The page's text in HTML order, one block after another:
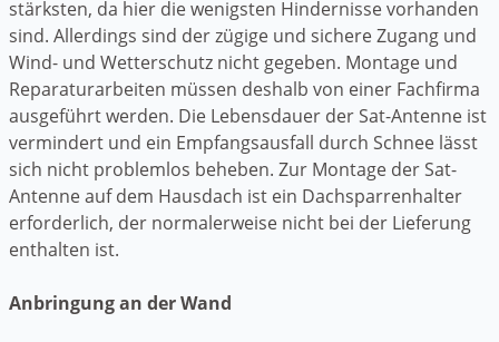
stärksten, da hier die wenigsten Hindernisse vorhanden
sind. Allerdings sind der zügige und sichere Zugang und
Wind- und Wetterschutz nicht gegeben. Montage und
Reparaturarbeiten müssen deshalb von einer Fachfirma
ausgeführt werden. Die Lebensdauer der Sat-Antenne ist
vermindert und ein Empfangsausfall durch Schnee lässt
sich nicht problemlos beheben. Zur Montage der Sat-
Antenne auf dem Hausdach ist ein Dachsparrenhalter
erforderlich, der normalerweise nicht bei der Lieferung
enthalten ist.
Anbringung an der Wand